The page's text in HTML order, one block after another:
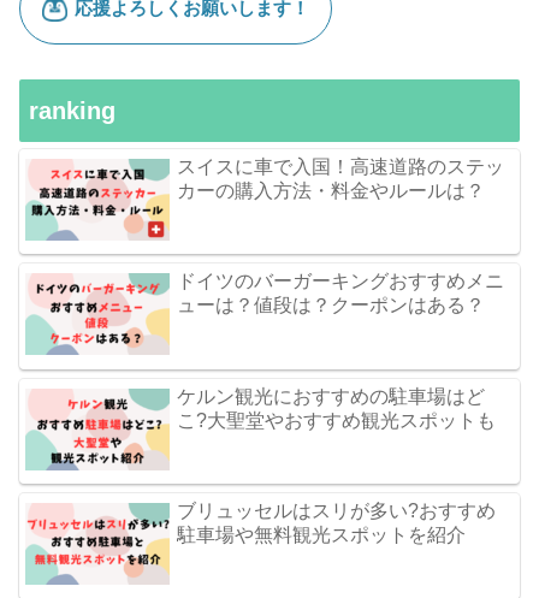
ranking
スイスに車で入国！高速道路のステッ
カーの購入方法・料金やルールは？
ドイツのバーガーキングおすすめメニ
ューは？値段は？クーポンはある？
ケルン観光におすすめの駐車場はど
こ?大聖堂やおすすめ観光スポットも
ブリュッセルはスリが多い?おすすめ
駐車場や無料観光スポットを紹介